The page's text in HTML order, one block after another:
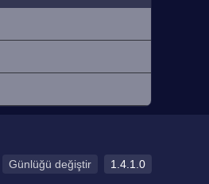
Günlüğü değiştir 1.4.1.0